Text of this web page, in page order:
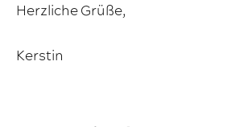
Herzliche Grüße,
Kerstin